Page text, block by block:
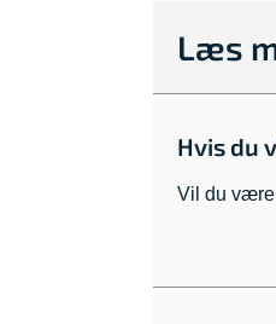
Læs
Hvis du
Vil du være